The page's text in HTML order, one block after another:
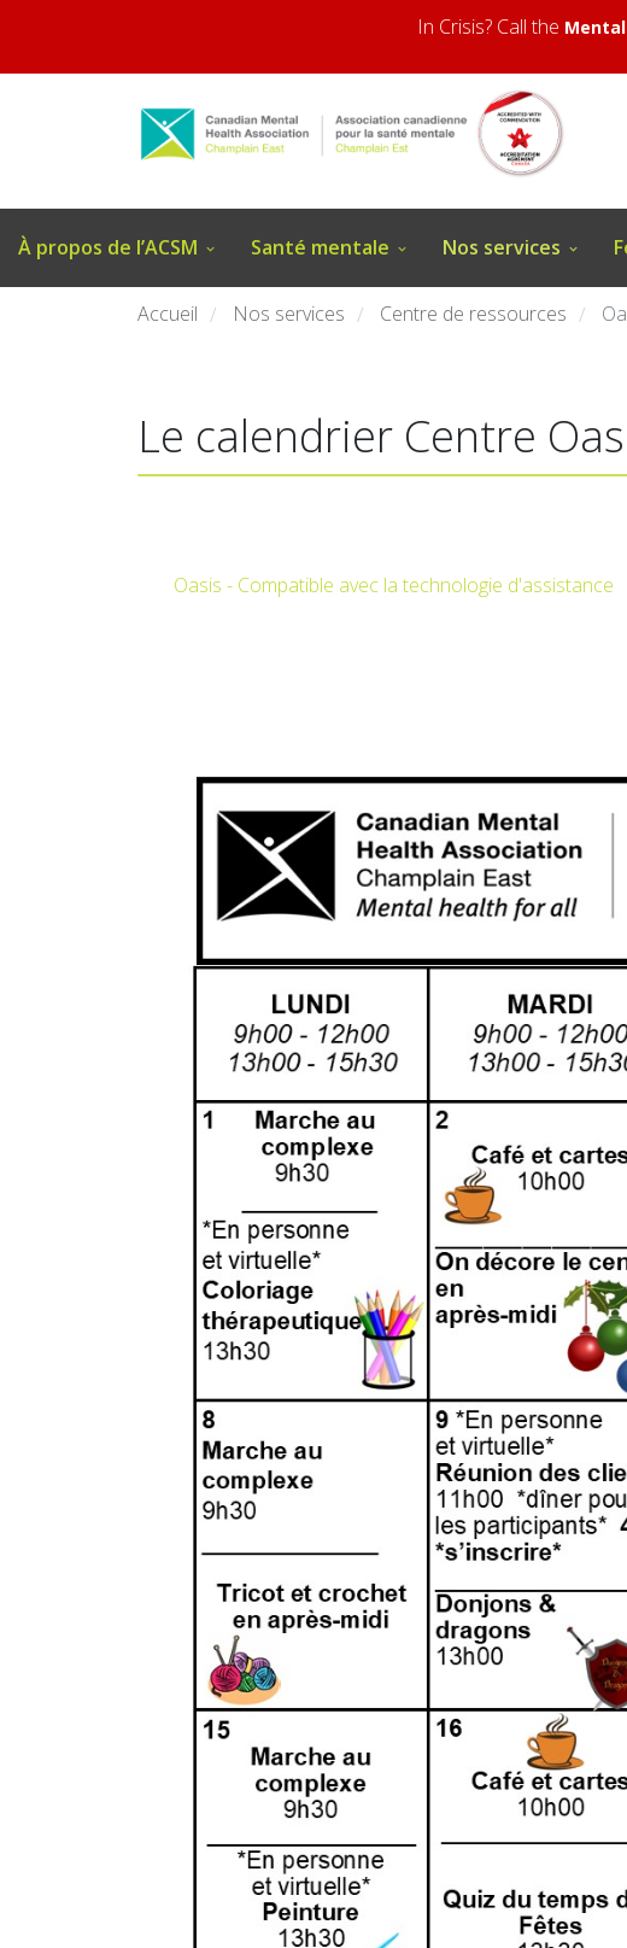
In Crisis? Call the
À propos de l’ACSM Santé mentale Nos services
Accueil / Nos services / Centre de ressources /
Le calendrier Centre
Oasis - Compatible avec la technologie d'assistance